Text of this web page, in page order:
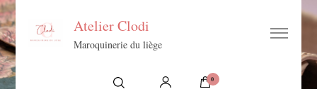
Atelier Clodi
Maroquinerie du liège
0